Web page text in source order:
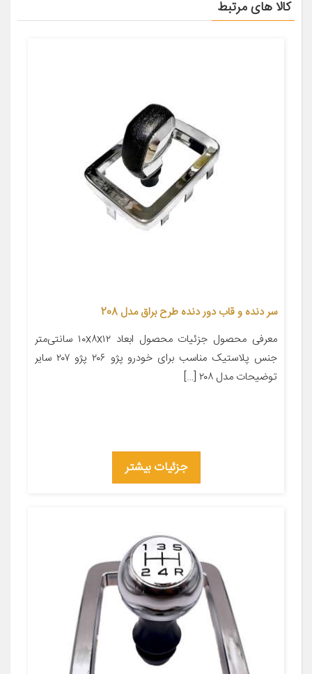
کالا های مرتبط
سر دنده و قاب دور دنده طرح براق مدل 208
معرفی محصول جزئیات محصول ابعاد ۱۰x۸x۱۲ سانتی‌متر
جنس پلاستیک مناسب برای خودرو پژو ۲۰۶ پژو ۲۰۷ سایر
توضیحات مدل ۲۰۸ […]
جزئیات بیشتر